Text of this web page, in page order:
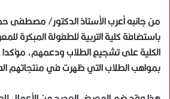
من جانبه أعرب الأستاذ الدكتور/ مصطفى
باستضافة كلية التربية للطفولة المبكرة
الكلية على تشجيع الطلاب ودعمهم، مؤكدا
بمواهب الطلاب التي ظهرت في منتجاتهم